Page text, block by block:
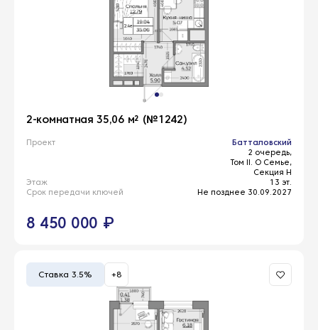
2-комнатная 35,06 м² (№1242)
Проект
Батталовский
2 очередь,
Том II. О Семье,
Секция Н
Этаж
13 эт.
Срок передачи ключей
Не позднее 30.09.2027
8 450 000 ₽
Ставка 3.5% +8